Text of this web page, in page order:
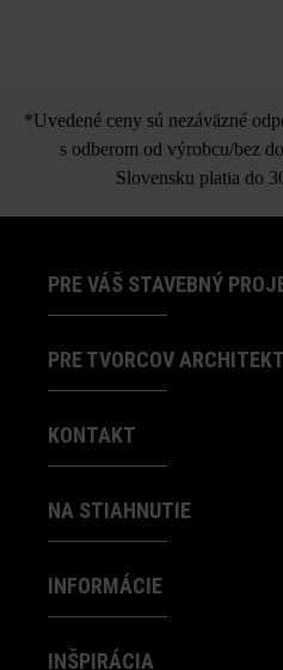
*Uvedené ceny sú nezáväzné
s odberom od výrobcu/bez
Slovensku platia do
PRE VÁŠ STAVEBNÝ
PRE TVORCOV
KONTAKT
NA STIAHNUTIE
INFORMÁCIE
INŠPIRÁCIA